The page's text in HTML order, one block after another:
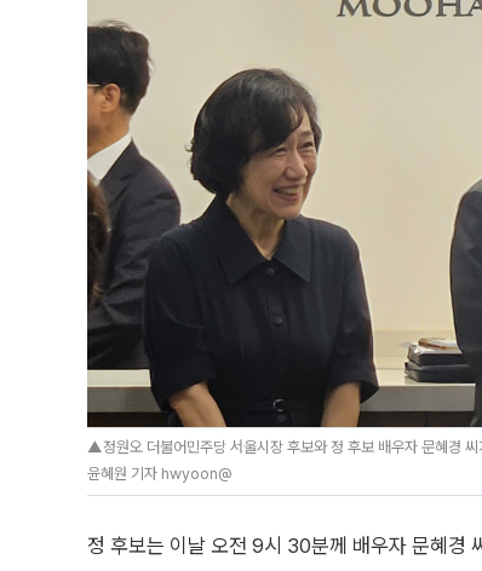
▲정원오 더불어민주당 서울시장 후보와 정 후보 배우자 문혜경
윤혜원 기자 hwyoon@
정 후보는 이날 오전 9시 30분께 배우자 문혜경